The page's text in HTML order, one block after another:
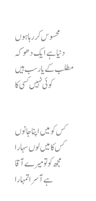
محسوس کر رہا ہوں
دنیا ہے ایک دھوکہ
مطلب کے یار سب ہیں
کوئی نہیں کسی کا
کس کو میں اپنا جانوں
کس کا میں لوں سہارا
مجھ کو تو میرے آقا
ہے آسرا تمہارا